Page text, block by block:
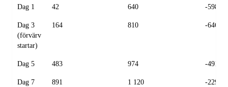
Dag 1 42 640 -598
Dag 3
(förvärv
startar)
164 810 -646
Dag 5 483 974 -491
Dag 7 891 1 120 -229